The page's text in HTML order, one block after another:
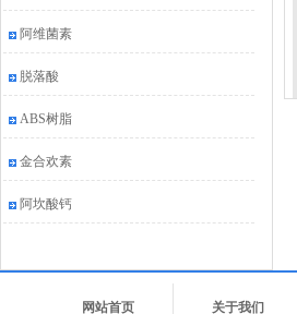
阿维菌素
脱落酸
ABS树脂
金合欢素
阿坎酸钙
网站首页 关于我们